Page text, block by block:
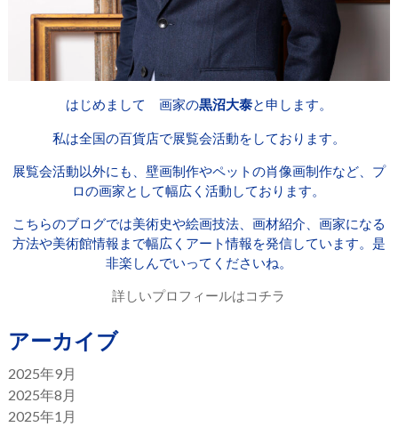
はじめまして 画家の黒沼大泰と申します。
私は全国の百貨店で展覧会活動をしております。
展覧会活動以外にも、壁画制作やペットの肖像画制作など、プ
ロの画家として幅広く活動しております。
こちらのブログでは美術史や絵画技法、画材紹介、画家になる
方法や美術館情報まで幅広くアート情報を発信しています。是
非楽しんでいってくださいね。
詳しいプロフィールはコチラ
アーカイブ
2025年9月
2025年8月
2025年1月